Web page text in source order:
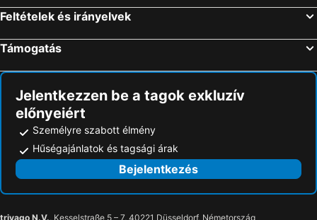
Feltételek és irányelvek
Támogatás
Jelentkezzen be a tagok exkluzív
előnyeiért
Személyre szabott élmény
Hűségajánlatok és tagsági árak
Bejelentkezés
trivago N.V., Kesselstraße 5 – 7, 40221 Düsseldorf, Németország